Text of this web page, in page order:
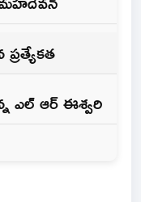
ఎల్ ఆర్ ఈశ్వరి